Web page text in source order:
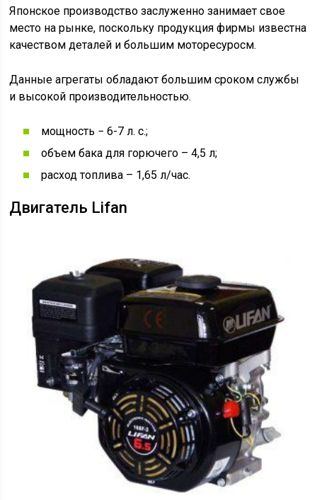
Японское производство заслуженно занимает свое
место на рынке, поскольку продукция фирмы известна
качеством деталей и большим моторесуросм.
Данные агрегаты обладают большим сроком службы
и высокой производительностью.
мощность − 6-7 л. с.;
объем бака для горючего – 4,5 л;
расход топлива – 1,65 л/час.
Двигатель Lifan